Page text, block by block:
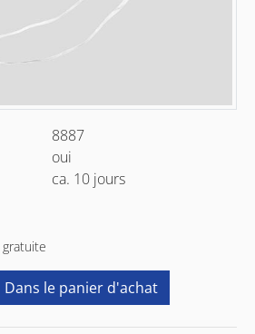
8887
oui
ca. 10 jours
gratuite